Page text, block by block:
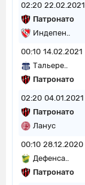
02:20 22.02.2021
Патронато
Индепен..
00:10 14.02.2021
Тальере..
Патронато
02:20 04.01.2021
Патронато
Ланус
00:10 28.12.2020
Дефенса..
Патронато